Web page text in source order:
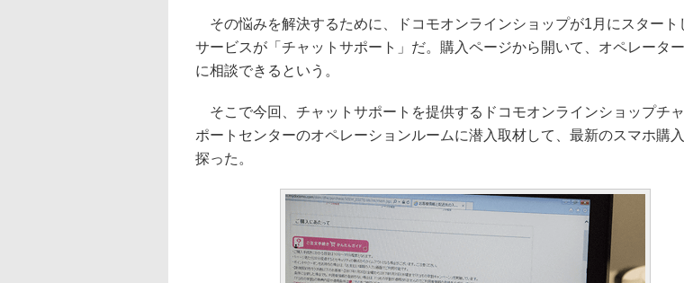
その悩みを解決するために、ドコモオンラインショップが1月にスタート
サービスが「チャットサポート」だ。購入ページから開いて、オペレータ
に相談できるという。
そこで今回、チャットサポートを提供するドコモオンラインショップチ
ポートセンターのオペレーションルームに潜入取材して、最新のスマホ購
探った。